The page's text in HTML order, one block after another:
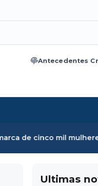
Antecedentes
mil mulheres e rompe
Ultimas